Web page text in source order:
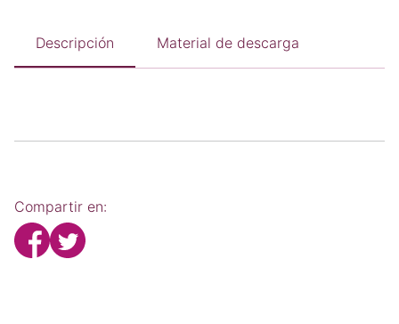
Descripción Material de descarga
Compartir en: